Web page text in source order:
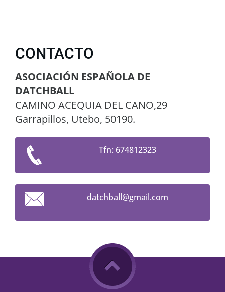
CONTACTO
ASOCIACIÓN ESPAÑOLA DE
DATCHBALL
CAMINO ACEQUIA DEL CANO,29
Garrapillos, Utebo, 50190.
Tfn: 674812323
datchball@gmail.com